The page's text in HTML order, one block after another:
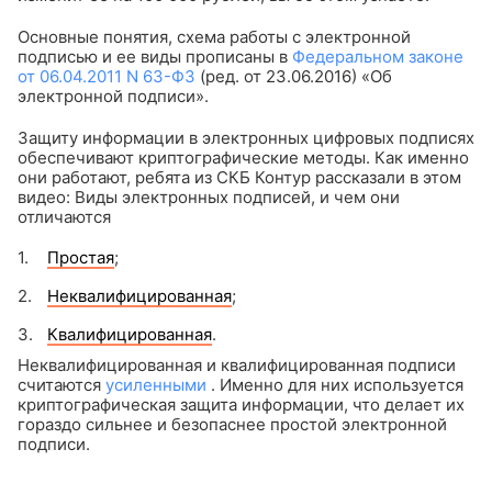
Основные понятия, схема работы с электронной
подписью и ее виды прописаны в Федеральном законе
от 06.04.2011 N 63-ФЗ (ред. от 23.06.2016) «Об
электронной подписи».
Защиту информации в электронных цифровых подписях
обеспечивают криптографические методы. Как именно
они работают, ребята из СКБ Контур рассказали в этом
видео: Виды электронных подписей, и чем они
отличаются
Простая;
Неквалифицированная;
Квалифицированная.
Неквалифицированная и квалифицированная подписи
считаются усиленными . Именно для них используется
криптографическая защита информации, что делает их
гораздо сильнее и безопаснее простой электронной
подписи.